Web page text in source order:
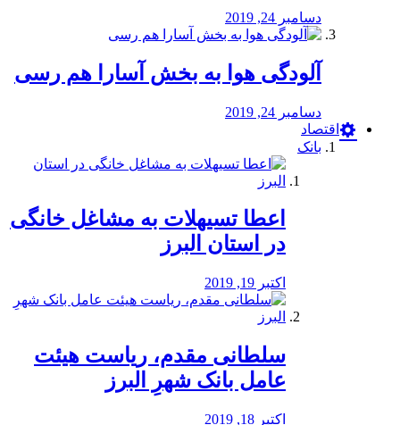
دسامبر 24, 2019
آلودگی هوا به بخش آسارا هم رسی
دسامبر 24, 2019
اقتصاد
بانک
️اعطا تسیهلات به مشاغل خانگی
در استان البرز
اکتبر 19, 2019
سلطانی مقدم، ریاست هیئت
عامل بانک شهرِ البرز
اکتبر 18, 2019